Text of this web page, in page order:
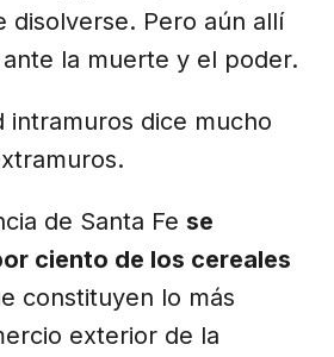
disolverse. Pero aún allí
la muerte y el poder.
intramuros dice mucho
de Santa Fe se
ciento de los cereales
constituyen lo más
exterior de la